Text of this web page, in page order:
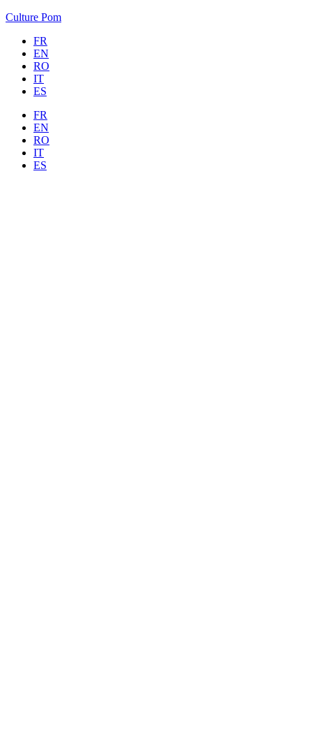
Culture Pom
FR
EN
RO
IT
ES
FR
EN
RO
IT
ES